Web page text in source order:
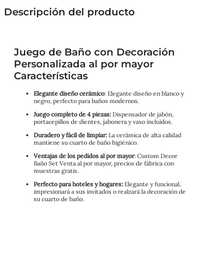
Descripción del producto
Juego de Baño con Decoración
Personalizada al por mayor
Características
Elegante diseño cerámico: Elegante diseño en blanco y
negro, perfecto para baños modernos.
Juego completo de 4 piezas: Dispensador de jabón,
portacepillos de dientes, jabonera y vaso incluidos.
Duradero y fácil de limpiar: La cerámica de alta calidad
mantiene su cuarto de baño higiénico.
Ventajas de los pedidos al por mayor: Custom Decor
Baño Set Venta al por mayor, precios de fábrica con
muestras gratis.
Perfecto para hoteles y hogares: Elegante y funcional,
impresionará a sus invitados o realzará la decoración de
su cuarto de baño.